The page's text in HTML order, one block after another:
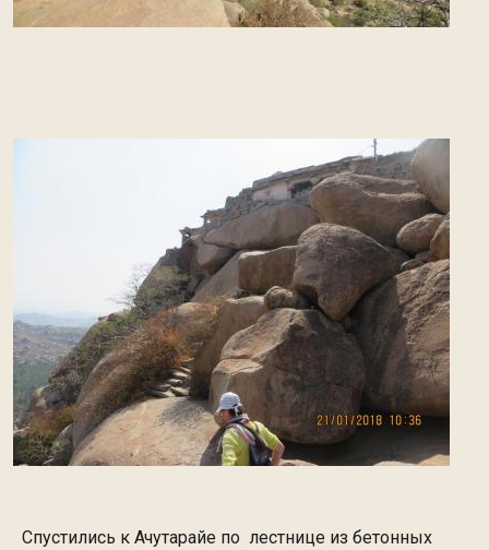
Спустились к Ачутарайе по лестнице из бетонных